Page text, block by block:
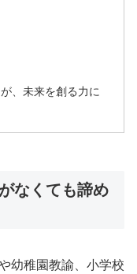
、未来を創る力に
なくても諦め
幼稚園教諭、小学校